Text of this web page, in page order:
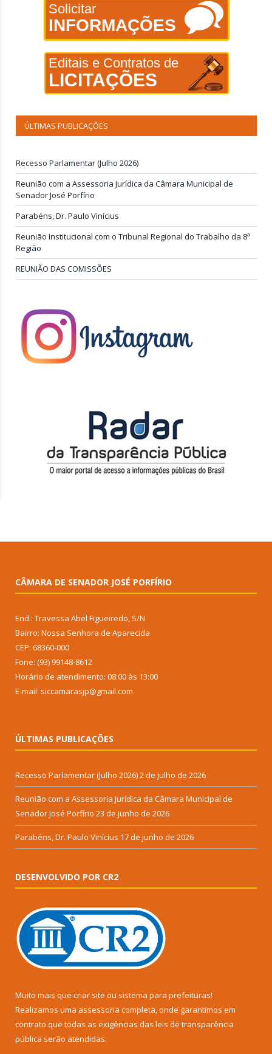
Solicitar
INFORMAÇÕES
Editais e Contratos de
LICITAÇÕES
ÚLTIMAS PUBLICAÇÕES
Recesso Parlamentar (Julho 2026)
Reunião com a Assessoria Jurídica da Câmara Municipal de
Senador José Porfírio
Parabéns, Dr. Paulo Vinícius
Reunião Institucional com o Tribunal Regional do Trabalho da 8ª
Região
REUNIÃO DAS COMISSÕES
CÂMARA DE SENADOR JOSÉ PORFÍRIO
End.: Travessa Abel Figueiredo, S/N
Bairro: Nossa Senhora de Aparecida
CEP: 68360-000
Fone: (93) 99148-8612
Horário de atendimento: 08:00 às 13:00
E-mail: siccamarasjp@gmail.com
ÚLTIMAS PUBLICAÇÕES
Recesso Parlamentar (Julho 2026)2 de julho de 2026
Reunião com a Assessoria Jurídica da Câmara Municipal de
Senador José Porfírio 23 de junho de 2026
Parabéns, Dr. Paulo Vinícius 17 de junho de 2026
DESENVOLVIDO POR CR2
Muito mais que criar site ou sistema para prefeituras!
Realizamos uma assessoria completa, onde garantimos em
contrato que todas as exigências das leis de transparência
pública serão atendidas.